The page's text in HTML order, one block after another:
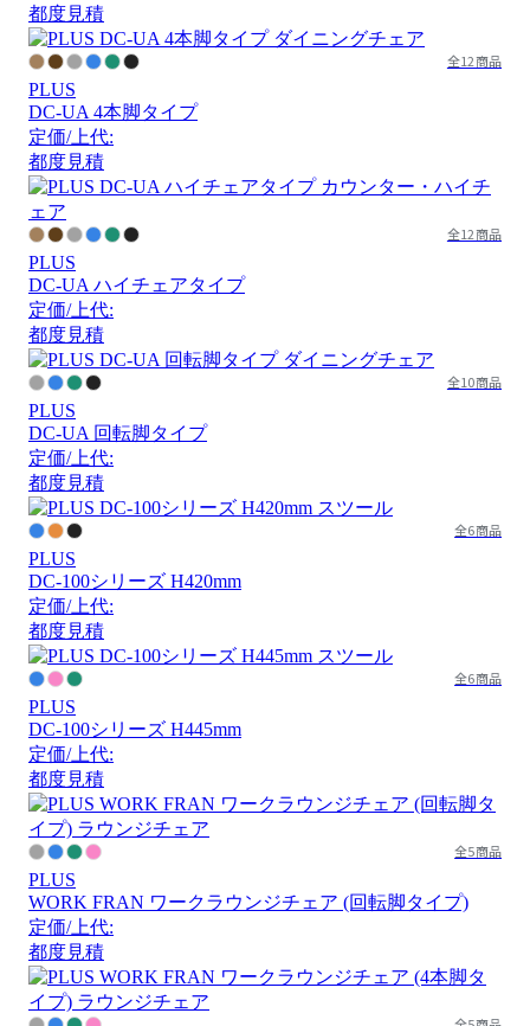
都度見積
全12商品
PLUS
DC-UA 4本脚タイプ
定価/上代:
都度見積
全12商品
PLUS
DC-UA ハイチェアタイプ
定価/上代:
都度見積
全10商品
PLUS
DC-UA 回転脚タイプ
定価/上代:
都度見積
全6商品
PLUS
DC-100シリーズ H420mm
定価/上代:
都度見積
全6商品
PLUS
DC-100シリーズ H445mm
定価/上代:
都度見積
全5商品
PLUS
WORK FRAN ワークラウンジチェア (回転脚タイプ)
定価/上代:
都度見積